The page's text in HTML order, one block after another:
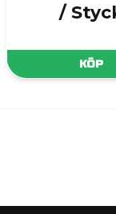
/
KÖP